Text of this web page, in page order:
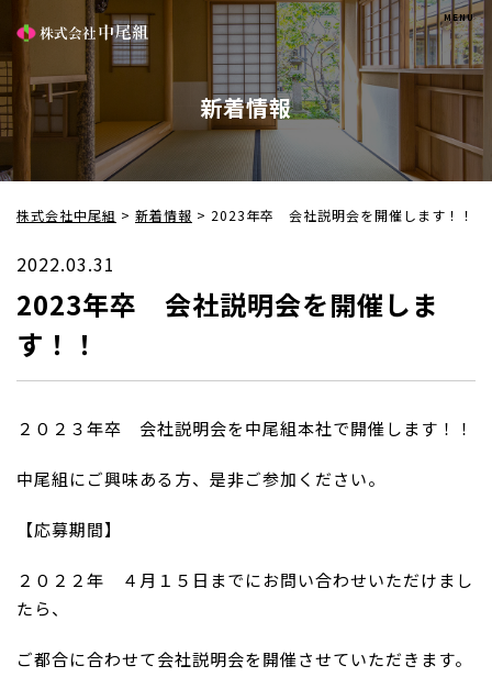
新着情報
株式会社中尾組 > 新着情報 > 2023年卒 会社説明会を開催します！！
2022.03.31
2023年卒 会社説明会を開催しま
す！！
２０２３年卒 会社説明会を中尾組本社で開催します！！
中尾組にご興味ある方、是非ご参加ください。
【応募期間】
２０２２年 ４月１５日までにお問い合わせいただけまし
たら、
ご都合に合わせて会社説明会を開催させていただきます。